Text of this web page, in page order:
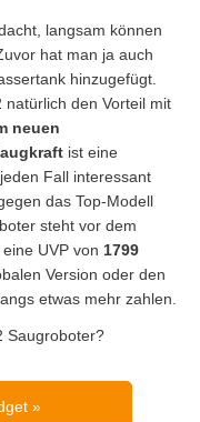
langsam können
hat man ja auch
hinzugefügt.
den Vorteil mit
neuen
ist eine
Fall interessant
das Top-Modell
steht vor dem
UVP von 1799
Version oder den
etwas mehr zahlen.
Saugroboter?